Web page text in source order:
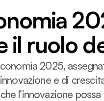
istituzioni
il ruolo
2025,
e di
l’innovazione